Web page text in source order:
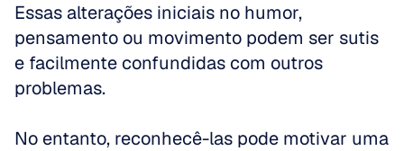
Essas alterações iniciais no humor,
pensamento ou movimento podem ser sutis
e facilmente confundidas com outros
problemas.
No entanto, reconhecê-las pode motivar uma